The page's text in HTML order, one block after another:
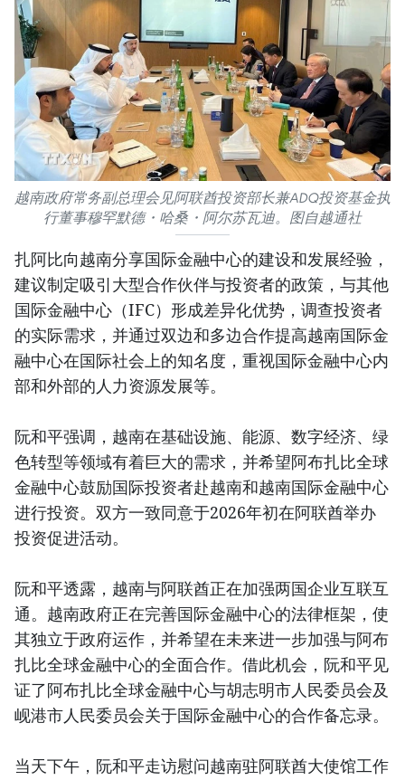
越南政府常务副总理会见阿联酋投资部长兼ADQ投资基金执
行董事穆罕默德・哈桑・阿尔苏瓦迪。图自越通社
扎阿比向越南分享国际金融中心的建设和发展经验，
建议制定吸引大型合作伙伴与投资者的政策，与其他
国际金融中心（IFC）形成差异化优势，调查投资者
的实际需求，并通过双边和多边合作提高越南国际金
融中心在国际社会上的知名度，重视国际金融中心内
部和外部的人力资源发展等。
阮和平强调，越南在基础设施、能源、数字经济、绿
色转型等领域有着巨大的需求，并希望阿布扎比全球
金融中心鼓励国际投资者赴越南和越南国际金融中心
进行投资。双方一致同意于2026年初在阿联酋举办
投资促进活动。
阮和平透露，越南与阿联酋正在加强两国企业互联互
通。越南政府正在完善国际金融中心的法律框架，使
其独立于政府运作，并希望在未来进一步加强与阿布
扎比全球金融中心的全面合作。借此机会，阮和平见
证了阿布扎比全球金融中心与胡志明市人民委员会及
岘港市人民委员会关于国际金融中心的合作备忘录。
当天下午，阮和平走访慰问越南驻阿联酋大使馆工作